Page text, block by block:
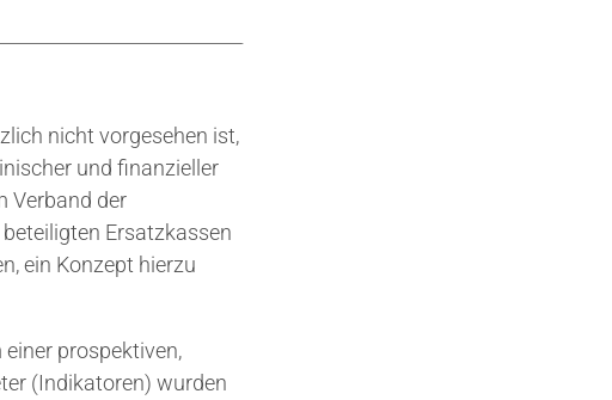
nicht vorgesehen ist,
und finanzieller
Verband der
Ersatzkassen
ein Konzept hierzu
prospektiven,
(Indikatoren) wurden